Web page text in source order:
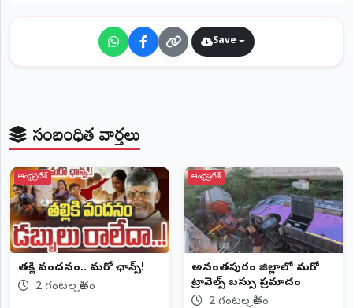
Save
సంబంధిత వార్తలు
ఆంధ్రప్రదేశ్
తల్లికి వందనం.. మరో ఛాన్స్!
2 గంటల క్రితం
ఆంధ్రప్రదేశ్
అనంతపురం జిల్లాలో మరో
ట్రావెల్స్‌ బస్సు ప్రమాదం
2 గంటల క్రితం